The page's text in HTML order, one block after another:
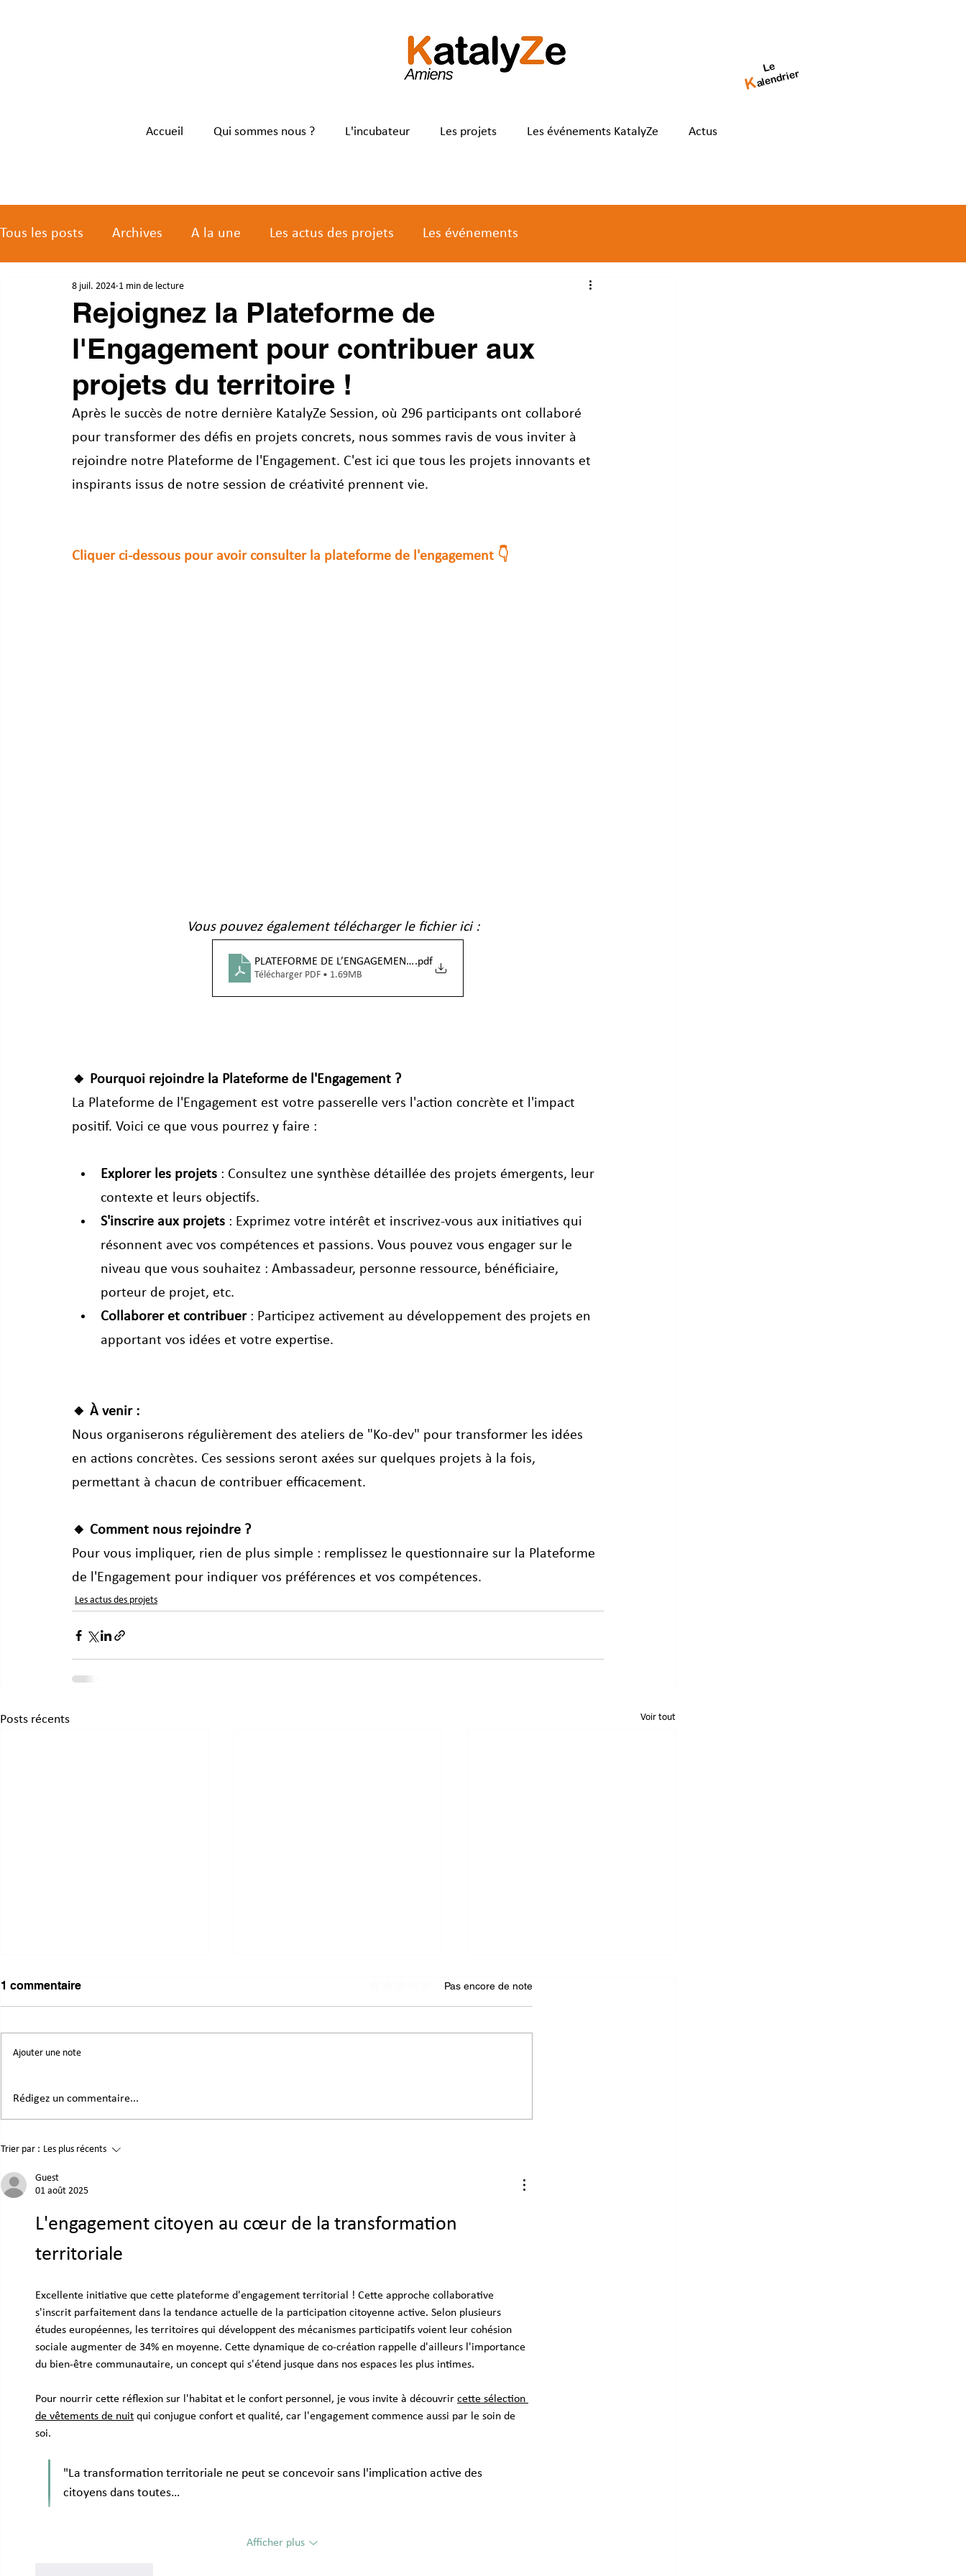
Accueil Qui sommes nous ? L'incubateur Les projets Les événements KatalyZe Actus
Le
Kalendrier
Tous les posts Archives A la une Les actus des projets Les événements
Les actus des membres
Rejoignez la Plateforme de
l'Engagement pour contribuer aux
projets du territoire !
8 juil. 2024 1 min de lecture
Après le succès de notre dernière KatalyZe Session, où 296 participants ont collaboré
pour transformer des défis en projets concrets, nous sommes ravis de vous inviter à
rejoindre notre Plateforme de l'Engagement. C'est ici que tous les projets innovants et
inspirants issus de notre session de créativité prennent vie.
Cliquer ci-dessous pour avoir consulter la plateforme de l'engagement 👇
				Vous pouvez également télécharger le fichier ici :
PLATEFORME DE L’ENGAGEMENT - Katalyze 24.1 (5)
.pdf
Télécharger PDF • 1.69MB
🔸 Pourquoi rejoindre la Plateforme de l'Engagement ?
La Plateforme de l'Engagement est votre passerelle vers l'action concrète et l'impact
positif. Voici ce que vous pourrez y faire :
Explorer les projets : Consultez une synthèse détaillée des projets émergents, leur
contexte et leurs objectifs.
S'inscrire aux projets : Exprimez votre intérêt et inscrivez-vous aux initiatives qui
résonnent avec vos compétences et passions. Vous pouvez vous engager sur le
niveau que vous souhaitez : Ambassadeur, personne ressource, bénéficiaire,
porteur de projet, etc.
Collaborer et contribuer : Participez activement au développement des projets en
apportant vos idées et votre expertise.
🔸 À venir :
Nous organiserons régulièrement des ateliers de "Ko-dev" pour transformer les idées
en actions concrètes. Ces sessions seront axées sur quelques projets à la fois,
permettant à chacun de contribuer efficacement.
🔸 Comment nous rejoindre ?
Pour vous impliquer, rien de plus simple : remplissez le questionnaire sur la Plateforme
de l'Engagement pour indiquer vos préférences et vos compétences.
Les actus des projets
Posts récents Voir tout
Mutualiser, réemployer,
1 commentaire Noté 0 étoile sur 5.Pas encore de note
Ajouter une note
Rédigez un commentaire...
Trier par : Les plus récents
Guest
01 août 2025
L'engagement citoyen au cœur de la transformation
territoriale
Excellente initiative que cette plateforme d'engagement territorial ! Cette approche collaborative
s'inscrit parfaitement dans la tendance actuelle de la participation citoyenne active. Selon plusieurs
études européennes, les territoires qui développent des mécanismes participatifs voient leur cohésion
sociale augmenter de 34% en moyenne. Cette dynamique de co-création rappelle d'ailleurs l'importance
du bien-être communautaire, un concept qui s'étend jusque dans nos espaces les plus intimes.
Pour nourrir cette réflexion sur l'habitat et le confort personnel, je vous invite à découvrir cette sélection
de vêtements de nuit qui conjugue confort et qualité, car l'engagement commence aussi par le soin de
soi.
"La transformation territoriale ne peut se concevoir sans l'implication active des
citoyens dans toutes…
Afficher plus